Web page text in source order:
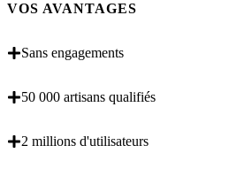
VOS AVANTAGES
Sans engagements
50 000 artisans qualifiés
2 millions d'utilisateurs